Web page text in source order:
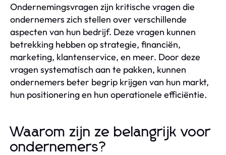
Ondernemingsvragen zijn kritische vragen die
ondernemers zich stellen over verschillende
aspecten van hun bedrijf. Deze vragen kunnen
betrekking hebben op strategie, financiën,
marketing, klantenservice, en meer. Door deze
vragen systematisch aan te pakken, kunnen
ondernemers beter begrip krijgen van hun markt,
hun positionering en hun operationele efficiëntie.
Waarom zijn ze belangrijk voor
ondernemers?